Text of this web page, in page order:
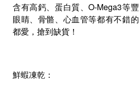
含有高鈣、蛋白質、O-Mega3等
眼睛、骨骼、心血管等都有不錯
都愛，搶到缺貨！
鮮蝦凍乾：